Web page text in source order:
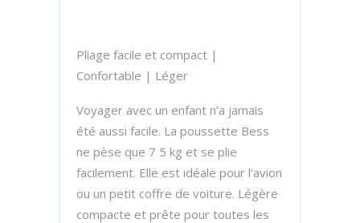
Pliage facile et compact |
Confortable | Léger
Voyager avec un enfant n’a jamais
été aussi facile. La poussette Bess
ne pèse que 7 5 kg et se plie
facilement. Elle est idéale pour l’avion
ou un petit coffre de voiture. Légère
compacte et prête pour toutes les